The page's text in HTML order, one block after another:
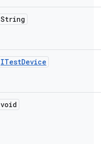
String
ITestDevice
void